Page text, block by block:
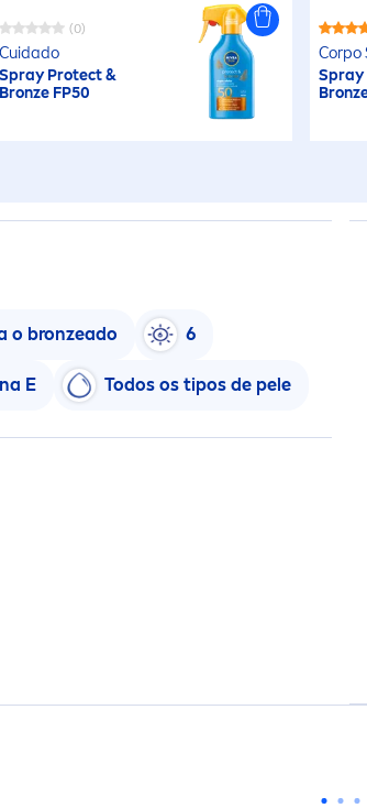
(0)
Cuidado
SprayProtect&
BronzeFP50
Corpo
Spray
o bronzeado 6
a E Todos os tipos de pele